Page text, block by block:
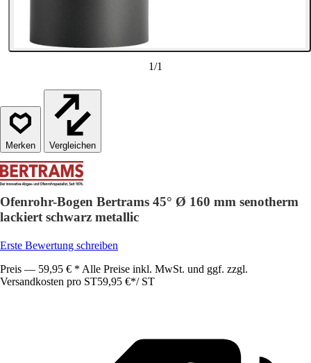
1/1
Vergleichen
Ofenrohr-Bogen Bertrams 45° Ø 160 mm senotherm
lackiert schwarz metallic
Erste Bewertung schreiben
Preis — 59,95 € * Alle Preise inkl. MwSt. und ggf. zzgl.
Versandkosten pro ST59,95 €*/ ST